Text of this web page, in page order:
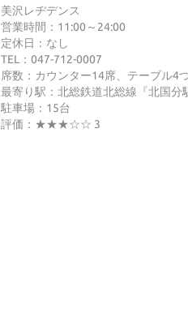
美沢レヂデンス
営業時間：11:00～24:00
定休日：なし
TEL：047-712-0007
席数：カウンター14席、テーブル4
最寄り駅：北総鉄道北総線『北国分
駐車場：15台
評価：★★★☆☆ 3